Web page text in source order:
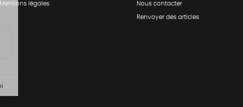
Mentions légales Nous contacter
Renvoyer des articles